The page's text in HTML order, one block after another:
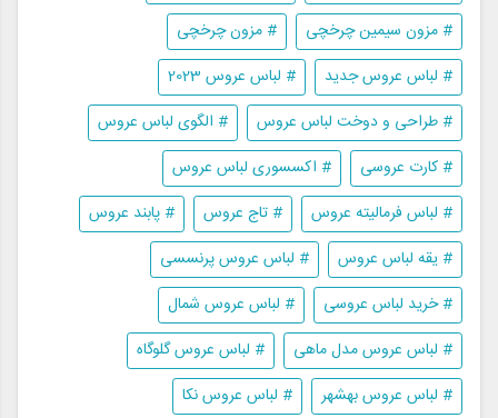
# مزون سیمین چرخچی
# مزون چرخچی
# لباس عروس جدید
# لباس عروس 2023
# طراحی و دوخت لباس عروس
# الگوی لباس عروس
# کارت عروسی
# اکسسوری لباس عروس
# لباس فرمالیته عروس
# تاج عروس
# پابند عروس
# یقه لباس عروس
# لباس عروس پرنسسی
# خرید لباس عروسی
# لباس عروس شمال
# لباس عروس مدل ماهی
# لباس عروس گلوگاه
# لباس عروس بهشهر
# لباس عروس نکا